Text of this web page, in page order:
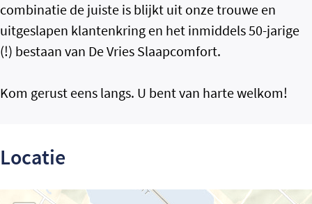
combinatie de juiste is blijkt uit onze trouwe en
uitgeslapen klantenkring en het inmiddels 50-jarige
(!) bestaan van De Vries Slaapcomfort.
Kom gerust eens langs. U bent van harte welkom!
Locatie